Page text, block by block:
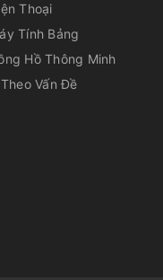
Thoại
Tính Bảng
Hồ Thông Minh
Vấn Đề